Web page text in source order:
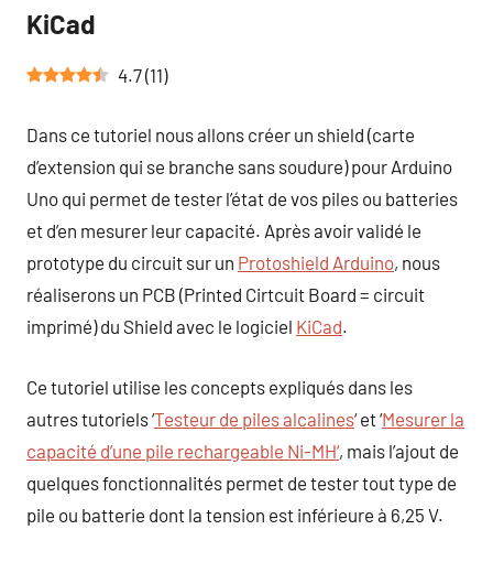
KiCad
4.7(11)
Dans ce tutoriel nous allons créer un shield (carte
d’extension qui se branche sans soudure) pour Arduino
Uno qui permet de tester l’état de vos piles ou batteries
et d’en mesurer leur capacité. Après avoir validé le
prototype du circuit sur un Protoshield Arduino, nous
réaliserons un PCB (Printed Cirtcuit Board = circuit
imprimé) du Shield avec le logiciel KiCad.
Ce tutoriel utilise les concepts expliqués dans les
autres tutoriels ‘Testeur de piles alcalines‘ et ‘Mesurer la
capacité d’une pile rechargeable Ni-MH‘, mais l’ajout de
quelques fonctionnalités permet de tester tout type de
pile ou batterie dont la tension est inférieure à 6,25 V.